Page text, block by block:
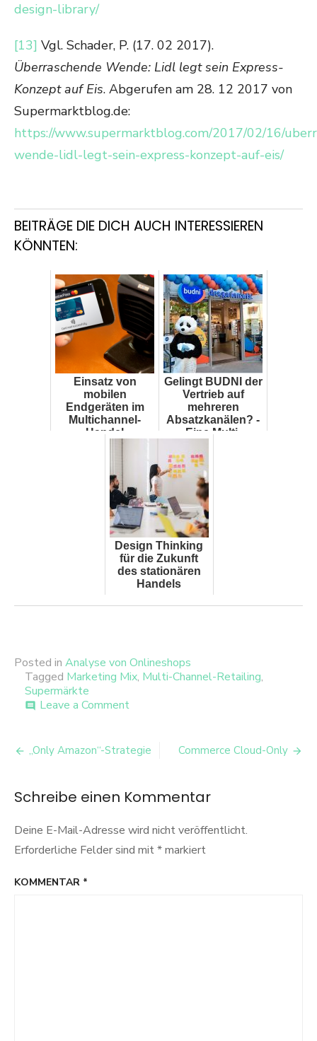
design-library/
[13] Vgl. Schader, P. (17. 02 2017).
Überraschende Wende: Lidl legt sein Express-
Konzept auf Eis. Abgerufen am 28. 12 2017 von
Supermarktblog.de:
https://www.supermarktblog.com/2017/02/16/
wende-lidl-legt-sein-express-konzept-auf-eis/
BEITRÄGE DIE DICH AUCH INTERESSIEREN
KÖNNTEN:
Einsatz von
mobilen
Endgeräten im
Multichannel-
Handel
Gelingt BUDNI der
Vertrieb auf
mehreren
Absatzkanälen? -
Eine Multi-
der
Drogeriemark...
Design Thinking
für die Zukunft
des stationären
Handels
Posted in Analyse von Onlineshops
Tagged Marketing Mix, Multi-Channel-Retailing,
Supermärkte
comment Leave a Commenton
der
Multi-
Händler
unter
Discountern?
Beitrags-
„Only Amazon“-Strategie Commerce Cloud-Only
Schreibe einen Kommentar
Deine E-Mail-Adresse wird nicht veröffentlicht.
Erforderliche Felder sind mit*markiert
KOMMENTAR *